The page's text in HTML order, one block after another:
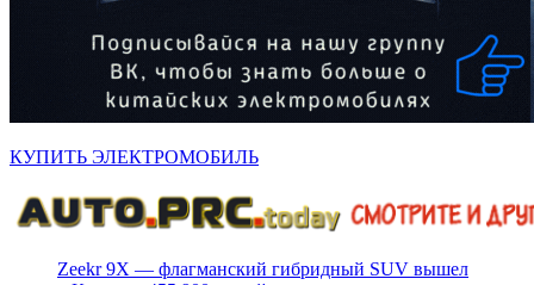
КУПИТЬ ЭЛЕКТРОМОБИЛЬ
Zeekr 9X — флагманский гибридный SUV вышел